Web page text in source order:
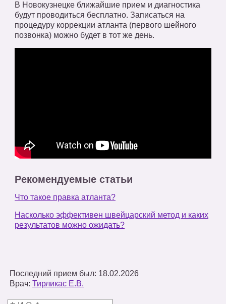
В Новокузнецке ближайшие прием и диагностика
будут проводиться бесплатно. Записаться на
процедуру коррекции атланта (первого шейного
позвонка) можно будет в тот же день.
Рекомендуемые статьи
Что такое правка атланта?
Насколько эффективен швейцарский метод и каких
результатов можно ожидать?
Последний прием был: 18.02.2026
Врач: Тирликас Е.В.